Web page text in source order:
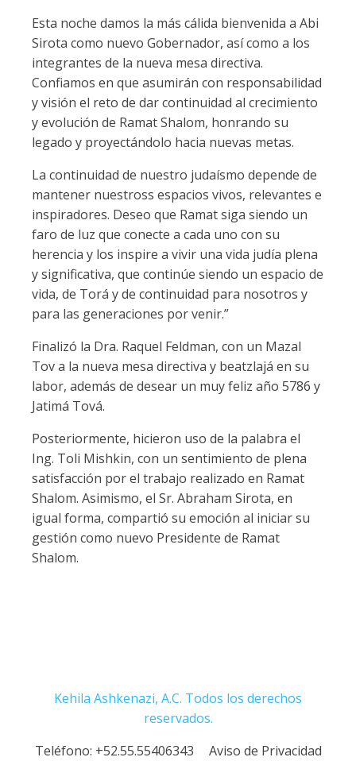
Esta noche damos la más cálida bienvenida a Abi
Sirota como nuevo Gobernador, así como a los
integrantes de la nueva mesa directiva.
Confiamos en que asumirán con responsabilidad
y visión el reto de dar continuidad al crecimiento
y evolución de Ramat Shalom, honrando su
legado y proyectándolo hacia nuevas metas.
La continuidad de nuestro judaísmo depende de
mantener nuestross espacios vivos, relevantes e
inspiradores. Deseo que Ramat siga siendo un
faro de luz que conecte a cada uno con su
herencia y los inspire a vivir una vida judía plena
y significativa, que continúe siendo un espacio de
vida, de Torá y de continuidad para nosotros y
para las generaciones por venir.”
Finalizó la Dra. Raquel Feldman, con un Mazal
Tov a la nueva mesa directiva y beatzlajá en su
labor, además de desear un muy feliz año 5786 y
Jatimá Tová.
Posteriormente, hicieron uso de la palabra el
Ing. Toli Mishkin, con un sentimiento de plena
satisfacción por el trabajo realizado en Ramat
Shalom. Asimismo, el Sr. Abraham Sirota, en
igual forma, compartió su emoción al iniciar su
gestión como nuevo Presidente de Ramat
Shalom.
Kehila Ashkenazi, A.C. Todos los derechos
reservados.
Teléfono: +52.55.55406343 Aviso de Privacidad